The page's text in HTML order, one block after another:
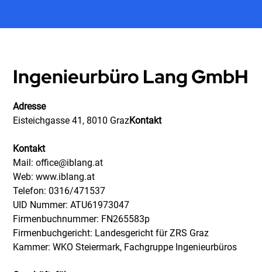
Ingenieurbüro Lang GmbH
Adresse
Eisteichgasse 41, 8010 GrazKontakt
Kontakt
Mail: office@iblang.at
Web: www.iblang.at
Telefon: 0316/471537
UID Nummer: ATU61973047
Firmenbuchnummer: FN265583p
Firmenbuchgericht: Landesgericht für ZRS Graz
Kammer: WKO Steiermark, Fachgruppe Ingenieurbüros